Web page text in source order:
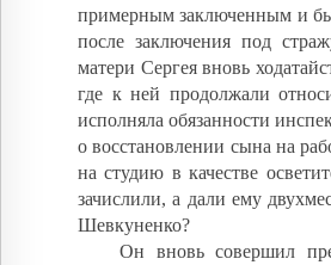
примерным заключенным и
после заключения под
матери Сергея вновь
где к ней продолжали
исполняла обязанности
о восстановлении сына на
на студию в качестве
зачислили, а дали ему
Шевкуненко?
Он вновь совершил